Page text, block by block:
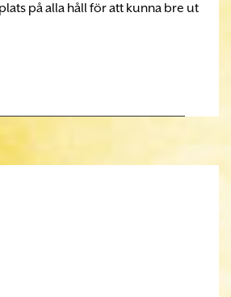
på alla håll för att kunna bre ut